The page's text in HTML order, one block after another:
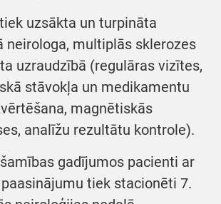
uzsākta un turpināta
neirologa, multiplās sklerozes
uzraudzībā (regulāras vizītes,
stāvokļa un medikamentu
magnētiskās
analīžu rezultātu kontrole).
gadījumos pacienti ar
tiek stacionēti 7.